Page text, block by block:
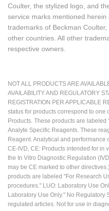
Coulter, the stylized logo, and
service marks mentioned
trademarks of Beckman
other countries. All other
respective owners.
NOT ALL PRODUCTS ARE
AVAILABILITY AND REGULATORY
REGISTRATION PER APPLICABLE
status for products correspond to one
Products. These products are
Analyte Specific Reagents. These
Reagent. Analytical and
CE-IVD, CE: Products intended for in
the In Vitro Diagnostic Regulation
may be CE marked to other
products are labeled "For Research
procedures." LUO: Laboratory Use
Laboratory Use Only." No
regulated articles. Not for use in